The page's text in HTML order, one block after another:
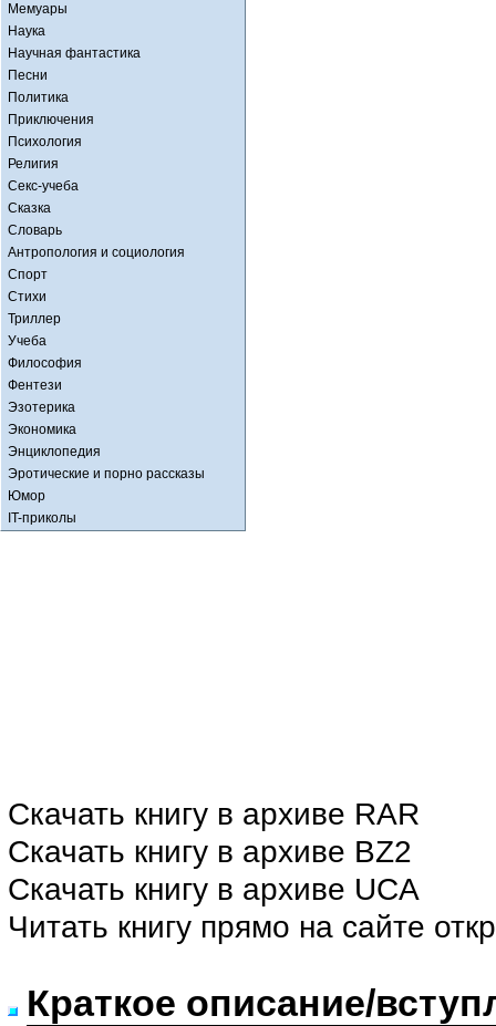
Мемуары
Наука
Научная фантастика
Песни
Политика
Приключения
Психология
Религия
Секс-учеба
Сказка
Словарь
Антропология и социология
Спорт
Стихи
Триллер
Учеба
Философия
Фентези
Эзотерика
Экономика
Энциклопедия
Эротические и порно рассказы
Юмор
IT-приколы
Скачать книгу в архиве RAR
Скачать книгу в архиве BZ2
Скачать книгу в архиве UCA
Читать книгу прямо на сайте
Краткое описание/